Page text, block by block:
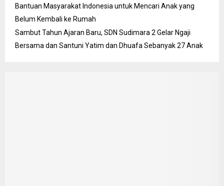
Bantuan Masyarakat Indonesia untuk Mencari Anak yang
Belum Kembali ke Rumah
Sambut Tahun Ajaran Baru, SDN Sudimara 2 Gelar Ngaji
Bersama dan Santuni Yatim dan Dhuafa Sebanyak 27 Anak